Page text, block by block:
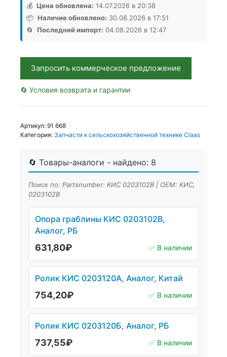
граблины
КИС
0203102В,
Аналог,
💰 Цена обновлена: 14.07.2026 в 20:38
📦 Наличие обновлено: 30.06.2026 в 17:51
🔄
Последний импорт: 04.08.2026 в 12:47
Запросить коммерческое предложение
🔄 Условия возврата и гарантии
Артикул: 91 668
Категория: Запчасти к сельскохозяйственной технике Claas
🔄 Товары-аналоги - найдено: 8
Поиск по: Partsnumber: КИС 0203102В | OEM: КИС,
0203102В
Опора граблины КИС 0203102В,
Аналог, РБ
631,80₽ ✅ В наличии
Ролик КИС 0203120А, Аналог, Китай
754,20₽ ✅ В наличии
Ролик КИС 0203120Б, Аналог, РБ
737,55₽ ✅ В наличии